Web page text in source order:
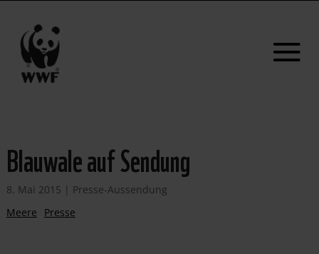
Blauwale auf Sendung
8. Mai 2015 | Presse-Aussendung
Meere
Presse